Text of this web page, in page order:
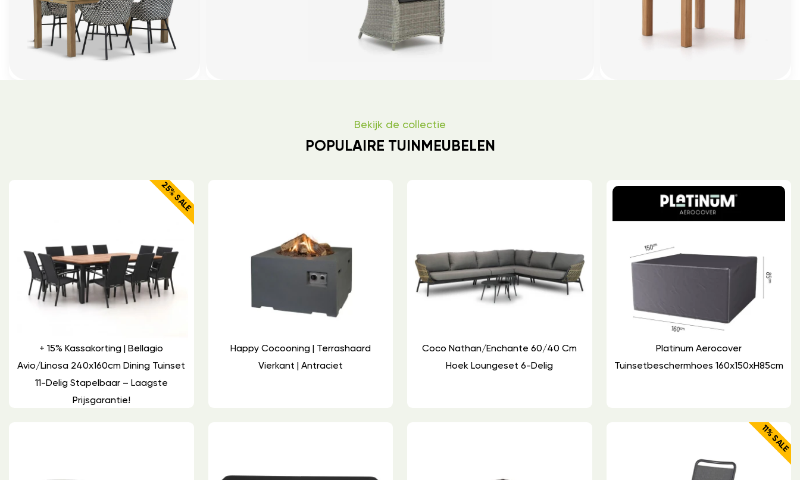
Bekijk de collectie
POPULAIRE TUINMEUBELEN
25% SALE
+ 15% Kassakorting | Bellagio
Avio/Linosa 240x160cm Dining Tuinset
11-Delig Stapelbaar – Laagste
Prijsgarantie!
Happy Cocooning | Terrashaard
Vierkant | Antraciet
Coco Nathan/Enchante 60/40 Cm
Hoek Loungeset 6-Delig
Platinum Aerocover
Tuinsetbeschermhoes 160x150xH85cm
11% SALE